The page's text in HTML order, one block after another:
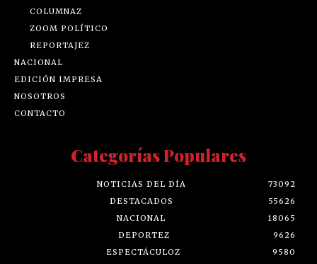
COLUMNAZ
ZOOM POLÍTICO
REPORTAJEZ
NACIONAL
EDICIÓN IMPRESA
NOSOTROS
CONTACTO
Categorías Populares
NOTICIAS DEL DÍA
73092
DESTACADOS
55626
NACIONAL
18065
DEPORTEZ
9626
ESPECTÁCULOZ
9580